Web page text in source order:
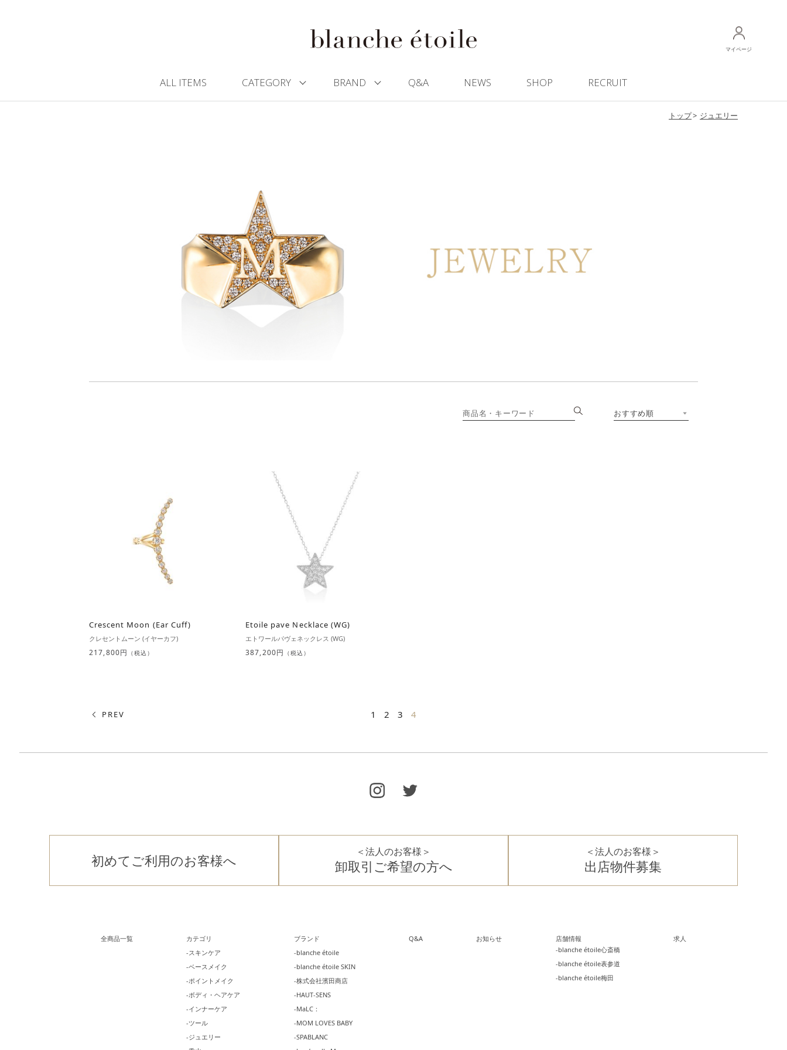
マイページ
ALL ITEMS CATEGORY BRAND Q&A NEWS SHOP RECRUIT
トップ ジュエリー
Crescent Moon (Ear Cuff)
クレセントムーン (イヤーカフ)
217,800円 （税込）
Etoile pave Necklace (WG)
エトワールパヴェネックレス (WG)
387,200円 （税込）
PREV 1 2 3 4
初めてご利用のお客様へ ＜法人のお客様＞
卸取引ご希望の方へ
＜法人のお客様＞
出店物件募集
全商品一覧
カテゴリ
-スキンケア
-ベースメイク
-ポイントメイク
-ボディ・ヘアケア
-インナーケア
-ツール
-ジュエリー
ブランド
-blanche étoile
-blanche étoile SKIN
-株式会社濱田商店
-HAUT-SENS
-MaLC：
-MOM LOVES BABY
-SPABLANC
Q&A お知らせ
店舗情報
-blanche étoile心斎橋
-blanche étoile表参道
-blanche étoile梅田
求人